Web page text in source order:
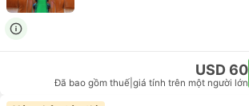
USD 60
Đã bao gồm thuế giá tính trên một người lớn